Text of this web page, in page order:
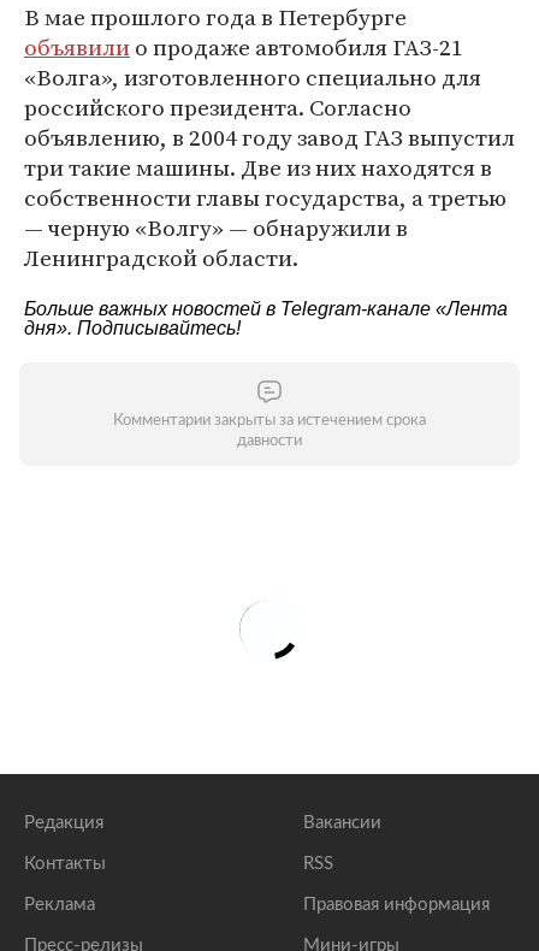
В мае прошлого года в Петербурге
объявилио продаже автомобиля ГАЗ-21
«Волга», изготовленного специально для
российского президента. Согласно
объявлению, в 2004 году завод ГАЗ выпустил
три такие машины. Две из них находятся в
собственности главы государства, а третью
— черную «Волгу» — обнаружили в
Ленинградской области.
Больше важных новостей в Telegram-канале «Лента
дня». Подписывайтесь!
Комментарии закрыты за истечением срока
давности
Редакция
Контакты
Реклама
Пресс-релизы
Вакансии
RSS
Правовая информация
Мини-игры